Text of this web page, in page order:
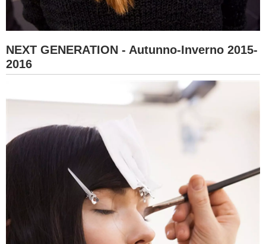
NEXT GENERATION - Autunno-Inverno 2015-
2016